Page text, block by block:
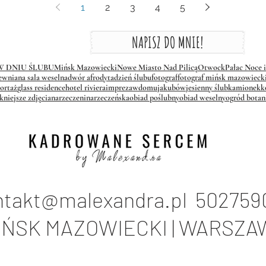
1 2 3 4 5
NAPISZ DO MNIE!
DNIU ŚLUBUMińsk MazowieckiNowe Miasto Nad PilicąOtwockPałac Noce
sala weselnadwór afrodytadzień ślubufotograffotograf mińsk mazowiecki
glass residencehotel rivieraimprezawdomujakubówjesienny ślubkamionek
zdjęcianarzeczeninarzeczeńskaobiad poślubnyobiad weselnyogród
MAZOWIECKI |